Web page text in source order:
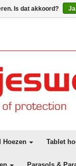
Hoezen Tablet
Is dat akkoord? Ja